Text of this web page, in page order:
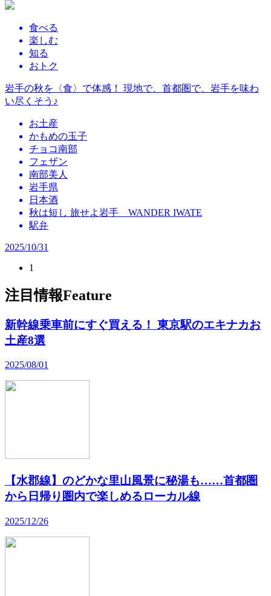
食べる
楽しむ
知る
おトク
岩手の秋を〈食〉で体感！ 現地で、首都圏で、岩手を味わ
い尽くそう♪
お土産
かもめの玉子
チョコ南部
フェザン
南部美人
岩手県
日本酒
秋は短し 旅せよ岩手 WANDER IWATE
駅弁
2025/10/31
1
注目情報Feature
新幹線乗車前にすぐ買える！ 東京駅のエキナカお
土産8選
2025/08/01
【水郡線】のどかな里山風景に秘湯も……首都圏
から日帰り圏内で楽しめるローカル線
2025/12/26